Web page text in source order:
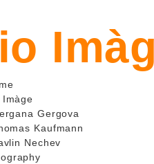
Gergova
Kaufmann
Nechev